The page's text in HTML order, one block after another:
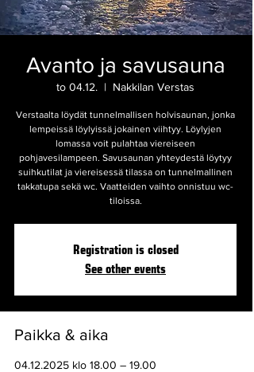
Avanto ja savusauna
to 04.12.
  |
Nakkilan Verstas
Verstaalta löydät tunnelmallisen holvisaunan, jonka
lempeissä löylyissä jokainen viihtyy. Löylyjen
lomassa voit pulahtaa viereiseen
pohjavesilampeen. Savusaunan yhteydestä löytyy
suihkutilat ja viereisessä tilassa on tunnelmallinen
takkatupa sekä wc. Vaatteiden vaihto onnistuu wc-
tiloissa.
Registration is closed
See other events
Paikka & aika
04.12.2025 klo 18.00 – 19.00